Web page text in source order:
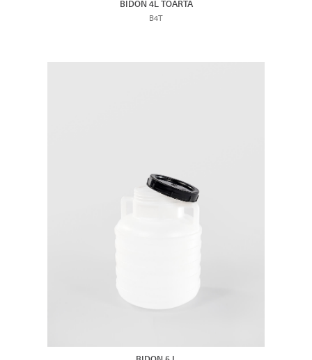
BIDON 4L TOARTA
B4T